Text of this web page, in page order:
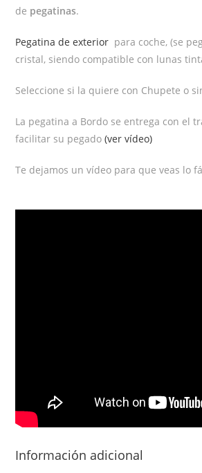
de pegatinas.
Pegatina de exterior para coche, (se
cristal, siendo compatible con lunas
Seleccione si la quiere con Chupete o
La pegatina a Bordo se entrega con el
facilitar su pegado(ver vídeo)
Te dejamos un vídeo para que veas lo
Información adicional